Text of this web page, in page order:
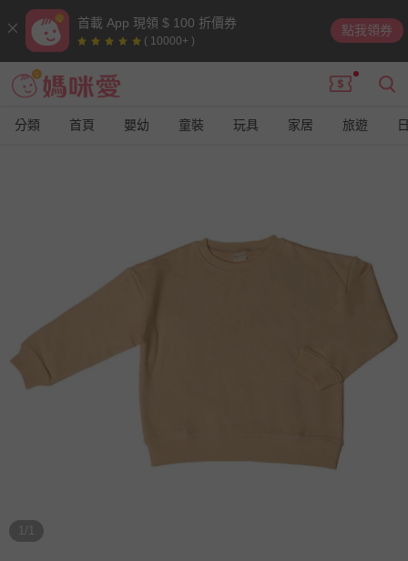
首載 App 現領 $ 100 折價券
( 10000+ )
點我領券
分類 首頁 嬰幼 童裝 玩具 家居 旅遊
1/1